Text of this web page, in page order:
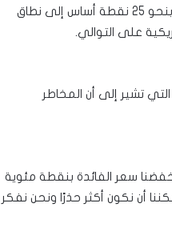
•تماشيًا مع التوقعات، خفض بنك الاحتياطي الفيدرالي يوم الأربعاء أسعار الفائدة بنحو 25 نقطة أساس إلى نطاق
تشير إلى أن المخاطر
خفضنا سعر الفائدة بنقطة مئوية
أن نكون أكثر حذرًا ونحن نفكر